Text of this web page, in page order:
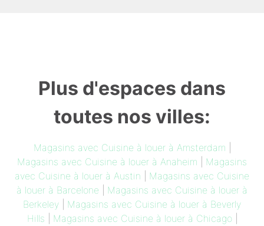
Plus d'espaces dans
toutes nos villes:
Magasins avec Cuisine à louer à Amsterdam
Magasins avec Cuisine à louer à Anaheim
Magasins
avec Cuisine à louer à Austin
Magasins avec Cuisine
à louer à Barcelone
Magasins avec Cuisine à louer à
Berkeley
Magasins avec Cuisine à louer à Beverly
Hills
Magasins avec Cuisine à louer à Chicago|